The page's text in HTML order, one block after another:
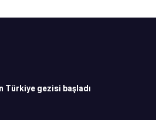
Türkiye gezisi başladı